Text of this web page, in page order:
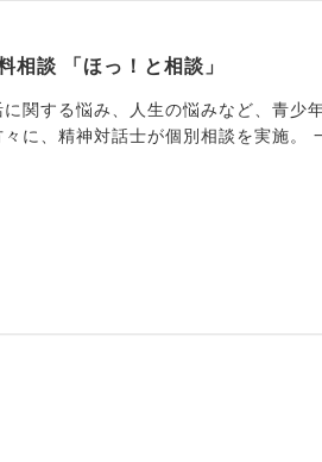
相談 「ほっ！と相談」
関する悩み、人生の悩みなど、青少
々に、精神対話士が個別相談を実施